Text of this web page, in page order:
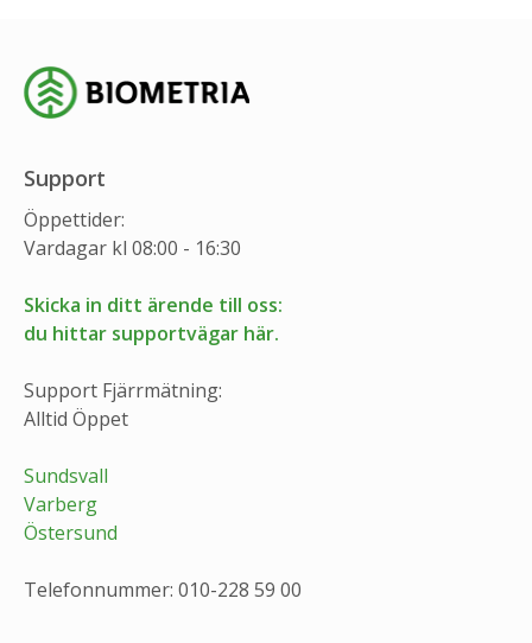
Support
Öppettider:
Vardagar kl 08:00 - 16:30
Skicka in ditt ärende till oss:
du hittar supportvägar här.
Support Fjärrmätning:
Alltid Öppet
Sundsvall
Varberg
Östersund
Telefonnummer: 010-228 59 00